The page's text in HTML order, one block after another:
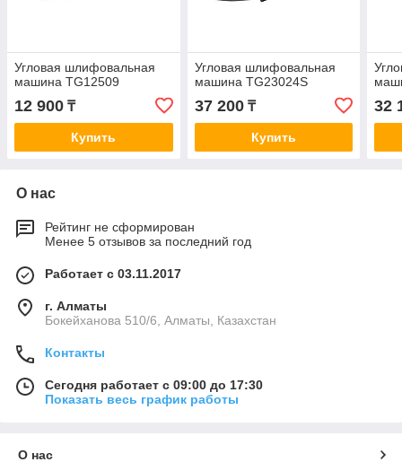
Угловая шлифовальная
машина TG12509
12 900 ₸
Купить
Угловая шлифовальная
машина TG23024S
37 200₸
Купить
32
О нас
Рейтинг не сформирован
Менее 5 отзывов за последний год
Работает с 03.11.2017
г. Алматы
Бокейханова 510/6, Алматы, Казахстан
Контакты
Сегодня работает с 09:00 до 17:30
Показать весь график работы
О нас